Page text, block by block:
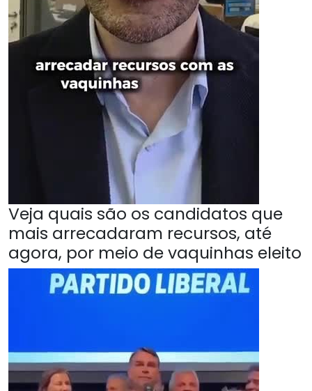
Veja quais são os candidatos que
mais arrecadaram recursos, até
agora, por meio de vaquinhas eleito